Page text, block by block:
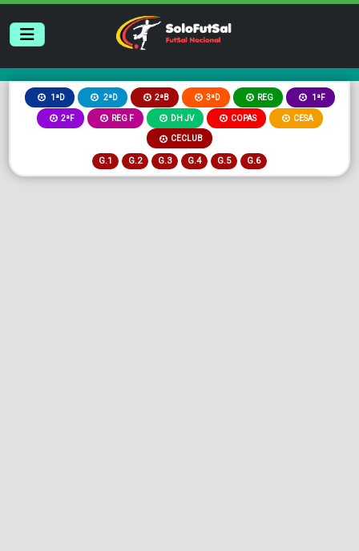
1ªD 2ªD 2ªB 3ªD REG 1ªF
2ªF REG F DH JV COPAS CESA
CECLUB
G.1 G.2 G.3 G.4 G.5 G.6